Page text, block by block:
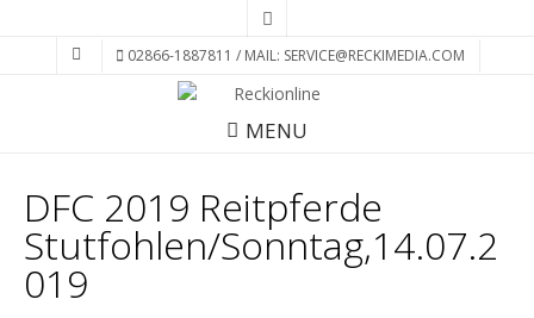
02866-1887811 / MAIL: SERVICE@RECKIMEDIA.COM
MENU
DFC 2019 Reitpferde
Stutfohlen/Sonntag,14.07.2
019